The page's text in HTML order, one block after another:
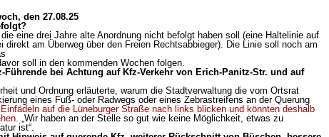
den 27.08.25
eine drei Jahre alte Anordnung nicht befolgt haben soll (eine Haltelinie auf
direkt am Überweg über den Freien Rechtsabbieger). Die Linie soll noch am
soll in den kommenden Wochen folgen.
Führende bei Achtung auf Kfz-Verkehr von Erich-Panitz-Str. und auf
und Ordnung erläuterte, warum die Stadtverwaltung die vom Ortsrat
eines Fuß- oder Radwegs oder eines Zebrastreifens an der Querung
auf die Lüneburger Straße nach links blicken und könnten deshalb
„Wir haben an der Stelle so gut wie keine Möglichkeit, etwas zu
ist“.